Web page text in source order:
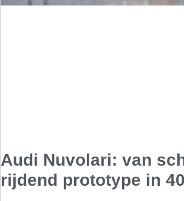
Audi Nuvolari: van
rijdend prototype in